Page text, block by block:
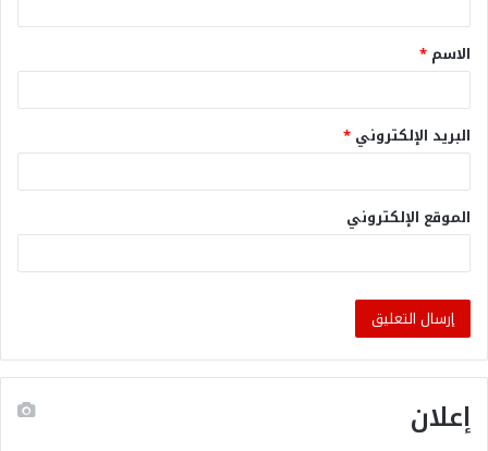
الاسم *
البريد الإلكتروني *
الموقع الإلكتروني
إعلان